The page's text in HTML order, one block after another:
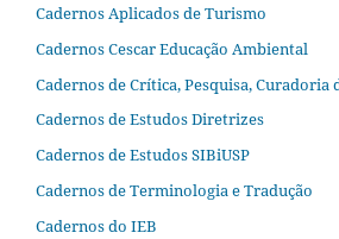
Cadernos Aplicados de Turismo
Cadernos Cescar Educação Ambiental
Cadernos de Crítica, Pesquisa,
Cadernos de Estudos Diretrizes
Cadernos de Estudos SIBiUSP
Cadernos de Terminologia e Tradução
Cadernos do IEB